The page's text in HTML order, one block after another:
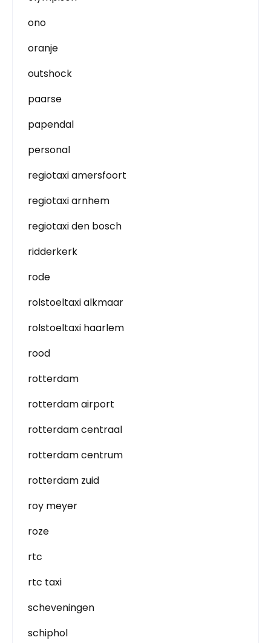
ono
oranje
outshock
paarse
papendal
personal
regiotaxi amersfoort
regiotaxi arnhem
regiotaxi den bosch
ridderkerk
rode
rolstoeltaxi alkmaar
rolstoeltaxi haarlem
rood
rotterdam
rotterdam airport
rotterdam centraal
rotterdam centrum
rotterdam zuid
roy meyer
roze
rtc
rtc taxi
scheveningen
schiphol